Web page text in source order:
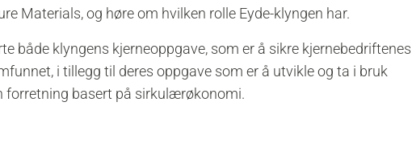
Materials, og høre om hvilken rolle Eyde-klyngen har.
både klyngens kjerneoppgave, som er å sikre kjernebedriftenes
i tillegg til deres oppgave som er å utvikle og ta i bruk
forretning basert på sirkulærøkonomi.